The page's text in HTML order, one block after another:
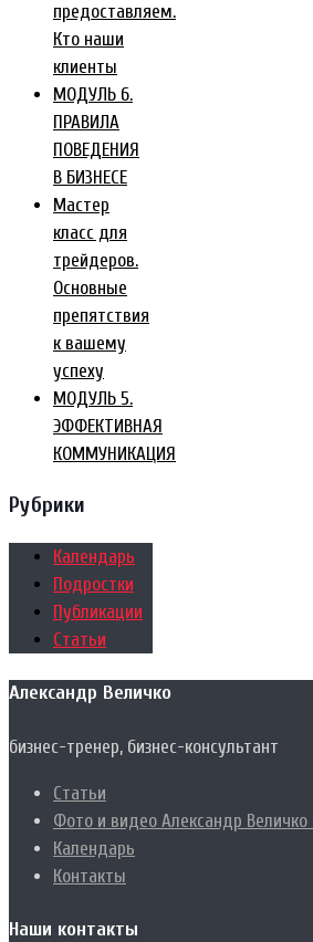
предоставляем.
Кто наши
клиенты
МОДУЛЬ 6.
ПРАВИЛА
ПОВЕДЕНИЯ
В БИЗНЕСЕ
Мастер
класс для
трейдеров.
Основные
препятствия
к вашему
успеху
МОДУЛЬ 5.
ЭФФЕКТИВНАЯ
КОММУНИКАЦИЯ
Рубрики
Календарь
Подростки
Публикации
Статьи
Александр Величко
бизнес-тренер, бизнес-консультант
Статьи
Фото и видео Александр Величко
Календарь
Контакты
Наши контакты